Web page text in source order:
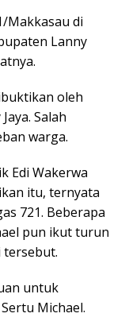
Makkasau di
Lanny
oleh
Salah
warga.
Edi Wakerwa
itu, ternyata
721. Beberapa
pun ikut turun
tersebut.
untuk
Michael.